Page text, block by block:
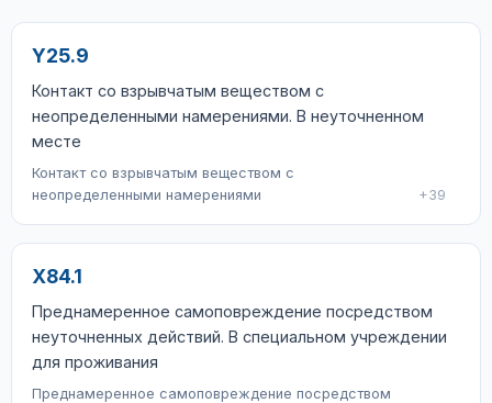
Y25.9
Контакт со взрывчатым веществом с
неопределенными намерениями. В неуточненном
месте
Контакт со взрывчатым веществом с
неопределенными намерениями
+39
X84.1
Преднамеренное самоповреждение посредством
неуточненных действий. В специальном учреждении
для проживания
Преднамеренное самоповреждение посредством